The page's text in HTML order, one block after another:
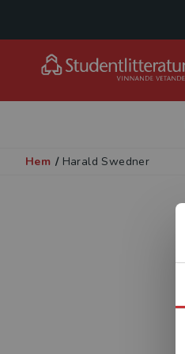
Hem / Harald Swedner